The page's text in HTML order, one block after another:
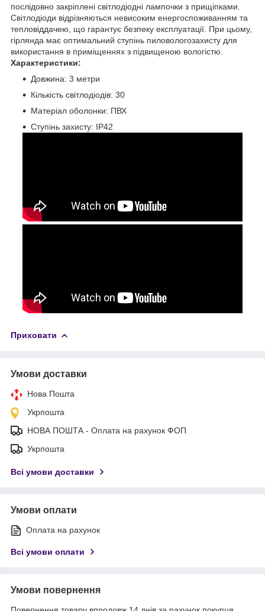
послідовно закріплені світлодіодні лампочки з прищіпками.
Світлодіоди відрізняються невисоким енергоспоживанням та
тепловіддачею, що гарантує безпеку експлуатації. При цьому,
гірлянда має оптимальний ступінь пиловологозахисту для
використання в приміщеннях з підвищеною вологістю.
Характеристики:
Довжина: 3 метри
Кількість світлодіодів: 30
Матеріал оболонки: ПВХ
Ступінь захисту: IP42
Приховати
Умови доставки
Нова Пошта
Укрпошта
НОВА ПОШТА - Оплата на рахунок ФОП
Укрпошта
Всі умови доставки
Умови оплати
Оплата на рахунок
Всі умови оплати
Умови повернення